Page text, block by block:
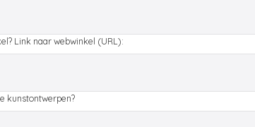
Link naar webwinkel (URL):
kunstontwerpen?